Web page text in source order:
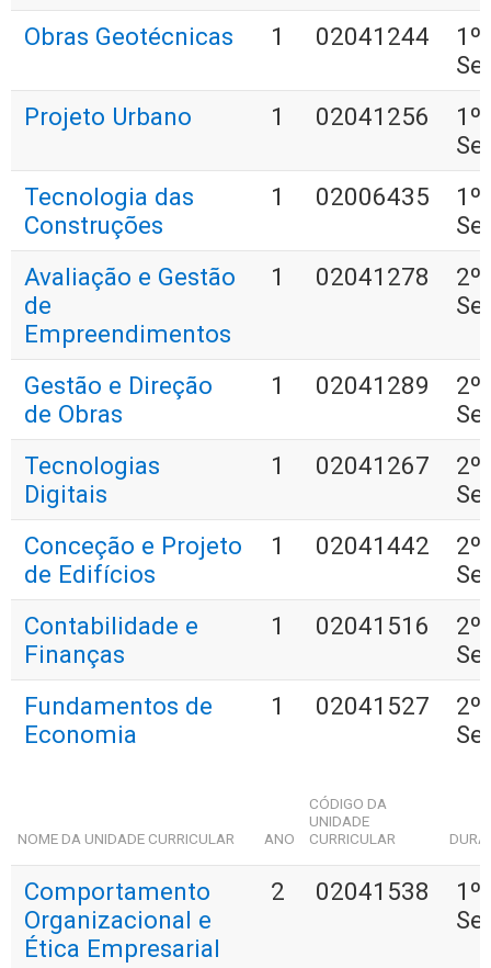
Obras Geotécnicas
1 02041244
1º
Projeto Urbano
1 02041256
1º
Tecnologia das
Construções
1 02006435
1º
Avaliação e Gestão
de
Empreendimentos
1 02041278
2º
Gestão e Direção
de Obras
1 02041289
2º
Tecnologias
Digitais
1 02041267
2º
Conceção e Projeto
de Edifícios
1 02041442
2º
Contabilidade e
Finanças
1 02041516
2º
Fundamentos de
Economia
1 02041527
2º
NOME DA UNIDADE CURRICULAR ANO
CÓDIGO DA
UNIDADE
CURRICULAR
Comportamento
Organizacional e
Ética Empresarial
2 02041538
1º